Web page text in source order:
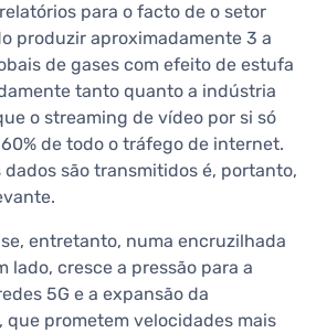
para o facto de o setor
produzir aproximadamente 3 a
de gases com efeito de estufa
tanto quanto a indústria
o streaming de vídeo por si só
de todo o tráfego de internet.
são transmitidos é, portanto,
entretanto, numa encruzilhada
lado, cresce a pressão para a
5G e a expansão da
prometem velocidades mais